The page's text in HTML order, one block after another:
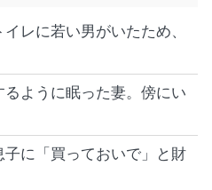
レに若い男がいたため、
ように眠った妻。傍にい
に「買っておいで」と財